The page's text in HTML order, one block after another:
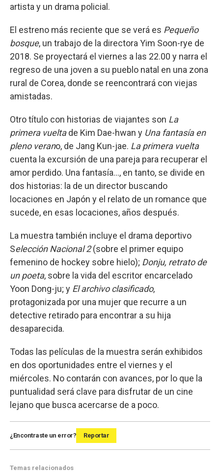
artista y un drama policial.
El estreno más reciente que se verá es Pequeño
bosque, un trabajo de la directora Yim Soon-rye de
2018. Se proyectará el viernes a las 22.00 y narra el
regreso de una joven a su pueblo natal en una zona
rural de Corea, donde se reencontrará con viejas
amistadas.
Otro título con historias de viajantes son La
primera vueltade Kim Dae-hwan y Una fantasía en
pleno verano, de Jang Kun-jae. La primera vuelta
cuenta la excursión de una pareja para recuperar el
amor perdido. Una fantasía..., en tanto, se divide en
dos historias: la de un director buscando
locaciones en Japón y el relato de un romance que
sucede, en esas locaciones, años después.
La muestra también incluye el drama deportivo
Selección Nacional 2(sobre el primer equipo
femenino de hockey sobre hielo); Donju, retrato de
un poeta, sobre la vida del escritor encarcelado
Yoon Dong-ju; y El archivo clasificado,
protagonizada por una mujer que recurre a un
detective retirado para encontrar a su hija
desaparecida.
Todas las películas de la muestra serán exhibidos
en dos oportunidades entre el viernes y el
miércoles. No contarán con avances, por lo que la
puntualidad será clave para disfrutar de un cine
lejano que busca acercarse de a poco.
¿Encontraste un error? Reportar
Temas relacionados